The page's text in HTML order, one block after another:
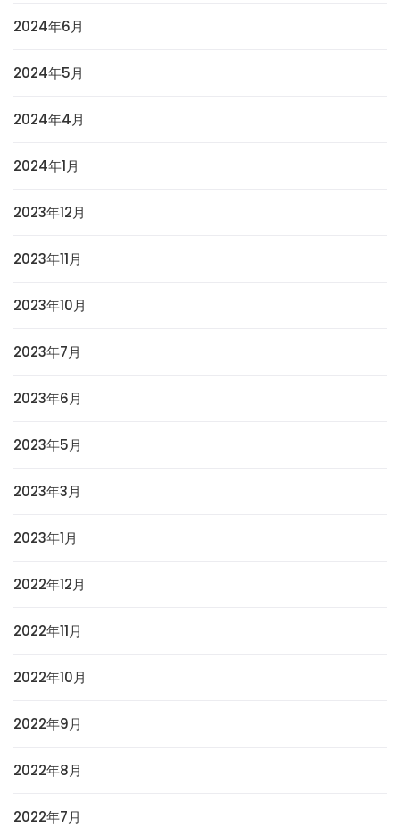
2024年6月
2024年5月
2024年4月
2024年1月
2023年12月
2023年11月
2023年10月
2023年7月
2023年6月
2023年5月
2023年3月
2023年1月
2022年12月
2022年11月
2022年10月
2022年9月
2022年8月
2022年7月